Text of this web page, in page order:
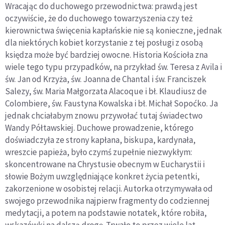
Wracając do duchowego przewodnictwa: prawdą jest
oczywiście, że do duchowego towarzyszenia czy też
kierownictwa święcenia kapłańskie nie są konieczne, jednak
dla niektórych kobiet korzystanie z tej posługi z osobą
księdza może być bardziej owocne. Historia Kościoła zna
wiele tego typu przypadków, na przykład św. Teresa z Avila i
św. Jan od Krzyża, św. Joanna de Chantal i św. Franciszek
Salezy, św. Maria Małgorzata Alacoque i bł. Klaudiusz de
Colombiere, św. Faustyna Kowalska i bł. Michał Sopoćko. Ja
jednak chciałabym znowu przywołać tutaj świadectwo
Wandy Półtawskiej. Duchowe prowadzenie, którego
doświadczyła ze strony kapłana, biskupa, kardynała,
wreszcie papieża, było czymś zupełnie niezwykłym:
skoncentrowane na Chrystusie obecnym w Eucharystii i
słowie Bożym uwzględniające konkret życia petentki,
zakorzenione w osobistej relacji. Autorka otrzymywała od
swojego przewodnika najpierw fragmenty do codziennej
medytacji, a potem na podstawie notatek, które robiła,